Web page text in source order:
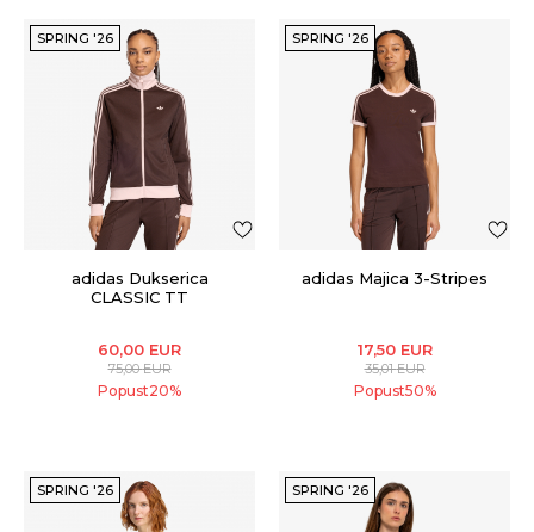
SPRING '26
adidas Dukserica
CLASSIC TT
60,00 EUR
75,00EUR
Popust20%
SPRING '26
adidas Majica 3-Stripes
17,50 EUR
35,01EUR
Popust50%
SPRING '26 SPRING '26